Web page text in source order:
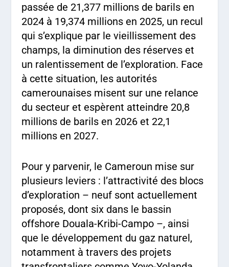
passée de 21,377 millions de barils en
2024 à 19,374 millions en 2025, un recul
qui s’explique par le vieillissement des
champs, la diminution des réserves et
un ralentissement de l’exploration. Face
à cette situation, les autorités
camerounaises misent sur une relance
du secteur et espèrent atteindre 20,8
millions de barils en 2026 et 22,1
millions en 2027.
Pour y parvenir, le Cameroun mise sur
plusieurs leviers : l’attractivité des blocs
d’exploration – neuf sont actuellement
proposés, dont six dans le bassin
offshore Douala-Kribi-Campo –, ainsi
que le développement du gaz naturel,
notamment à travers des projets